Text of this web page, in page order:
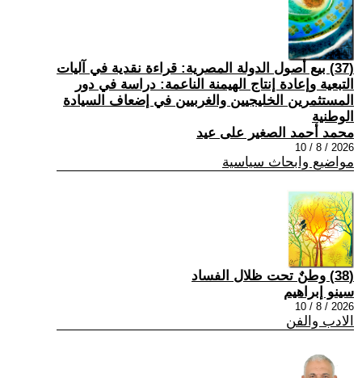
(37) بيع أصول الدولة المصرية: قراءة نقدية في آليات
التبعية وإعادة إنتاج الهيمنة الناعمة: دراسة في دور
المستثمرين الخليجيين والغربيين في إضعاف السيادة
الوطنية
محمد أحمد الصغير على عيد
2026 / 8 / 10
مواضيع وابحاث سياسية
(38) وطنٌ تحت ظلال الفساد
سينو إبراهيم
2026 / 8 / 10
الادب والفن